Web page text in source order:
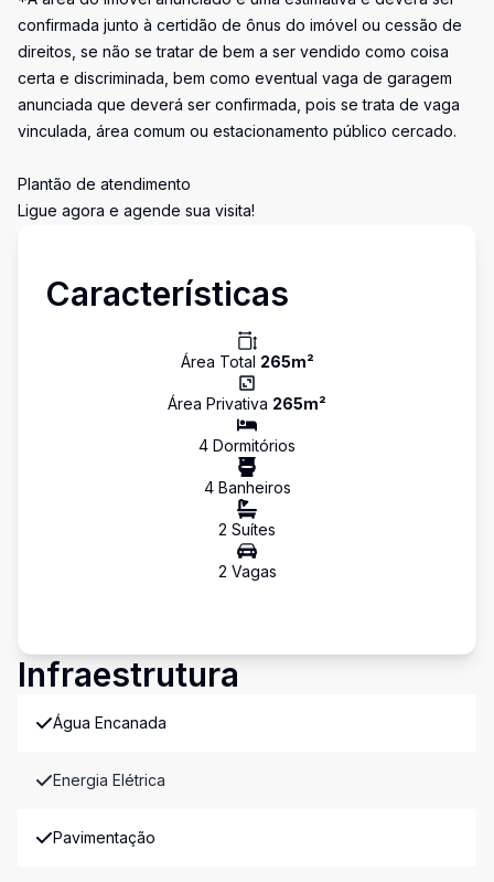
confirmada junto à certidão de ônus do imóvel ou cessão de
direitos, se não se tratar de bem a ser vendido como coisa
certa e discriminada, bem como eventual vaga de garagem
anunciada que deverá ser confirmada, pois se trata de vaga
vinculada, área comum ou estacionamento público cercado.
Plantão de atendimento
Ligue agora e agende sua visita!
Características
Área Total 265m²
Área Privativa 265m²
4 Dormitórios
4Banheiros
2 Suítes
2 Vagas
Infraestrutura
Água Encanada
Energia Elétrica
Pavimentação